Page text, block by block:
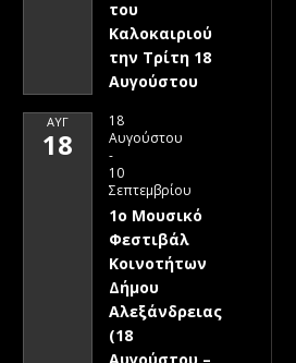
του
Καλοκαιριού
την Τρίτη 18
Αυγούστου
ΑΥΓ
18
18
Αυγούστου
-
10
Σεπτεμβρίου
1ο Μουσικό
Φεστιβάλ
Κοινοτήτων
Δήμου
Αλεξάνδρειας
(18
Αυγούστου –